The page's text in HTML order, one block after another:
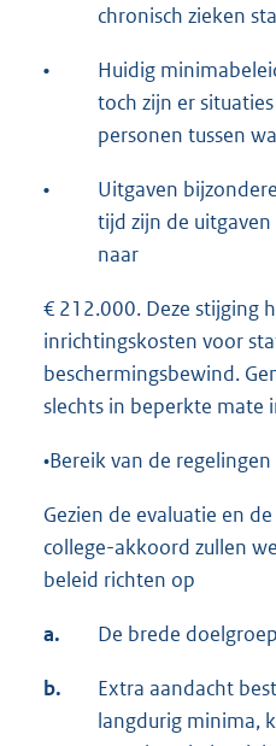
chronisch zieken
•
Huidig
toch zijn er
personen tussen
•
Uitgaven
tijd zijn de
naar
€ 212.000. Deze stijging
inrichtingskosten voor
beschermingsbewind.
slechts in beperkte mate
•Bereik van de
Gezien de evaluatie en
college-akkoord zullen
beleid richten op
a. De brede
b.
Extra aandacht
langdurig minima,